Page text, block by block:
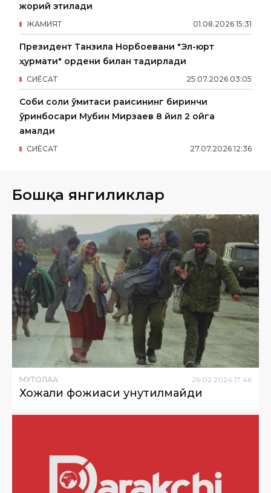
жорий этилади
01.08.2026 15:31
ЖАМИЯТ
Президент Танзила Норбоевани "Эл-юрт
ҳурмати" ордени билан тақдирлади
25.07.2026 03:05
СИËСАТ
Собиқ солиқ қўмитаси раисининг биринчи
ўринбосари Мубин Мирзаев 8 йил 2 ойга
қамалди
27.07.2026 12:36
СИËСАТ
Бошқа янгиликлар
МУТОЛАА 26 02 2024 17:46
Хожали фожиаси унутилмайди